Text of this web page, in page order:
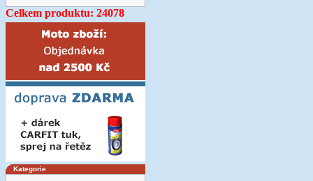
Celkem produktu: 24078
Kategorie